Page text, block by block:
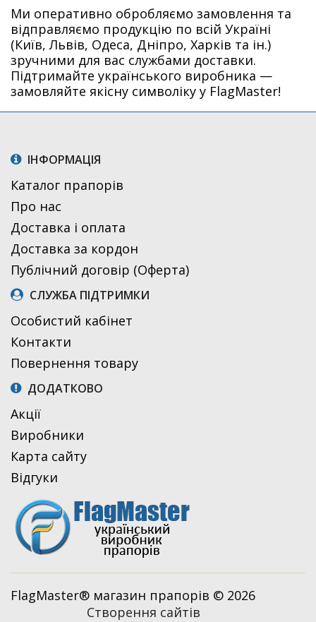
Ми оперативно обробляємо замовлення та
відправляємо продукцію по всій Україні
(Київ, Львів, Одеса, Дніпро, Харків та ін.)
зручними для вас службами доставки.
Підтримайте українського виробника —
замовляйте якісну символіку у FlagMaster!
ІНФОРМАЦІЯ
Каталог прапорів
Про нас
Доставка і оплата
Доставка за кордон
Публічний договір (Оферта)
СЛУЖБА ПІДТРИМКИ
Особистий кабінет
Контакти
Повернення товару
ДОДАТКОВО
Акції
Виробники
Карта сайту
Відгуки
FlagMaster® магазин прапорів © 2026
Створення сайтів